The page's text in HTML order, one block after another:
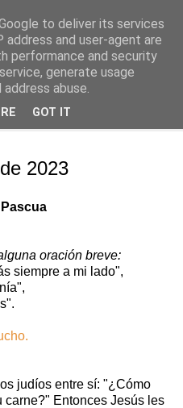
2023
oración breve:
siempre a mi lado",
judíos entre sí: "¿Cómo
carne?" Entonces Jesús les
to deliver its services
address and user-agent are
performance and security
generate usage
abuse.
GOT IT